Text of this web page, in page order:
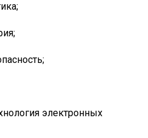
электронных